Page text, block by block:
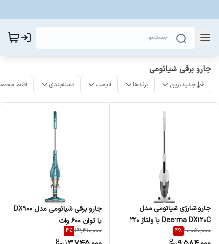
جارو برقی شیائومی
جدیدترین برندها قیمت دسته‌بندی فقط
جارو شارژی شیائومی مدل
Deerma DX120C با ولتاژ ۲۲۰
ولت
10,050,000
4%
جارو برقی شیائومی مدل DX900
با توان ۶۰۰ وات
14,410,000
4%